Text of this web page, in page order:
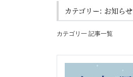
カテゴリー: お知らせ
カテゴリ一 記事一覧